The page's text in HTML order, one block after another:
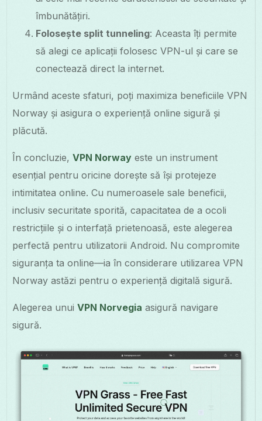
îmbunătățiri.
Folosește split tunneling: Aceasta îți permite
să alegi ce aplicații folosesc VPN-ul și care se
conectează direct la internet.
Urmând aceste sfaturi, poți maximiza beneficiile VPN
Norway și asigura o experiență online sigură și
plăcută.
În concluzie,VPN Norway este un instrument
esențial pentru oricine dorește să își protejeze
intimitatea online. Cu numeroasele sale beneficii,
inclusiv securitate sporită, capacitatea de a ocoli
restricțiile și o interfață prietenoasă, este alegerea
perfectă pentru utilizatorii Android. Nu compromite
siguranța ta online—ia în considerare utilizarea VPN
Norway astăzi pentru o experiență digitală sigură.
Alegerea unuiVPN Norvegia asigură navigare
sigură.